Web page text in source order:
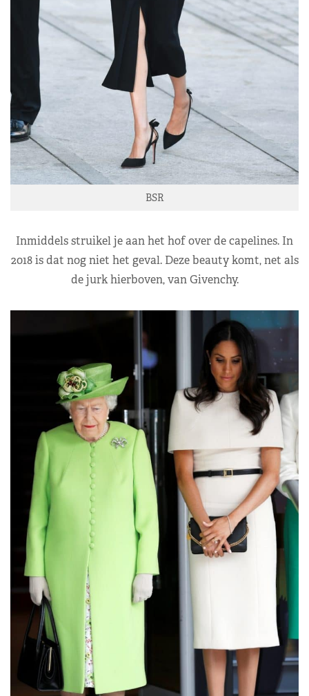
BSR
Inmiddels struikel je aan het hof over de capelines. In
2018 is dat nog niet het geval. Deze beauty komt, net als
de jurk hierboven, van Givenchy.